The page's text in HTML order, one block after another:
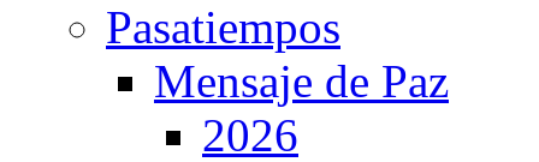
Pasatiempos
Mensaje de Paz
2026